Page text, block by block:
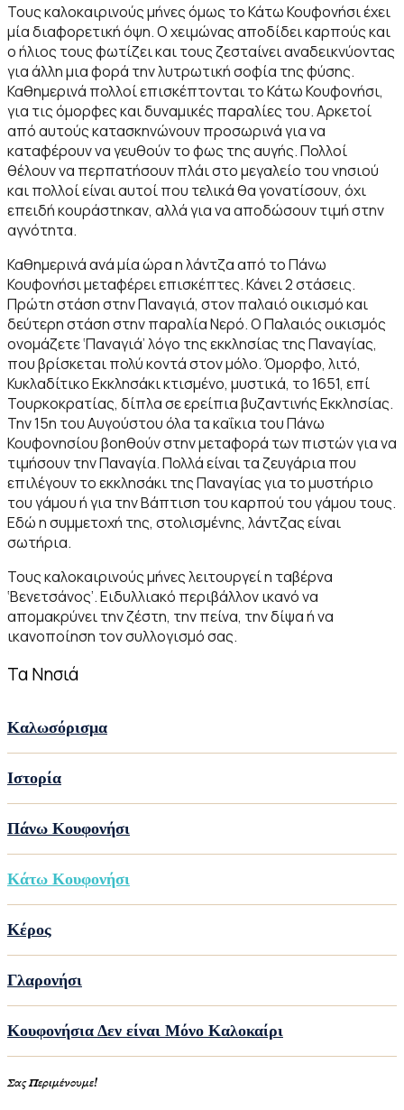
Τους καλοκαιρινούς μήνες όμως το Κάτω Κουφονήσι έχει
μία διαφορετική όψη. Ο χειμώνας αποδίδει καρπούς και
ο ήλιος τους φωτίζει και τους ζεσταίνει αναδεικνύοντας
για άλλη μια φορά την λυτρωτική σοφία της φύσης.
Καθημερινά πολλοί επισκέπτονται το Κάτω Κουφονήσι,
για τις όμορφες και δυναμικές παραλίες του. Αρκετοί
από αυτούς κατασκηνώνουν προσωρινά για να
καταφέρουν να γευθούν το φως της αυγής. Πολλοί
θέλουν να περπατήσουν πλάι στο μεγαλείο του νησιού
και πολλοί είναι αυτοί που τελικά θα γονατίσουν, όχι
επειδή κουράστηκαν, αλλά για να αποδώσουν τιμή στην
αγνότητα.
Καθημερινά ανά μία ώρα η λάντζα από το Πάνω
Κουφονήσι μεταφέρει επισκέπτες. Κάνει 2 στάσεις.
Πρώτη στάση στην Παναγιά, στον παλαιό οικισμό και
δεύτερη στάση στην παραλία Νερό. Ο Παλαιός οικισμός
ονομάζετε ‘Παναγιά’ λόγο της εκκλησίας της Παναγίας,
που βρίσκεται πολύ κοντά στον μόλο. Όμορφο, λιτό,
Κυκλαδίτικο Εκκλησάκι κτισμένο, μυστικά, το 1651, επί
Τουρκοκρατίας, δίπλα σε ερείπια βυζαντινής Εκκλησίας.
Την 15η του Αυγούστου όλα τα καΐκια του Πάνω
Κουφονησίου βοηθούν στην μεταφορά των πιστών για να
τιμήσουν την Παναγία. Πολλά είναι τα ζευγάρια που
επιλέγουν το εκκλησάκι της Παναγίας για το μυστήριο
του γάμου ή για την Βάπτιση του καρπού του γάμου τους.
Εδώ η συμμετοχή της, στολισμένης, λάντζας είναι
σωτήρια.
Τους καλοκαιρινούς μήνες λειτουργεί η ταβέρνα
‘Βενετσάνος’. Ειδυλλιακό περιβάλλον ικανό να
απομακρύνει την ζέστη, την πείνα, την δίψα ή να
ικανοποίηση τον συλλογισμό σας.
Τα Νησιά
Καλωσόρισμα
Ιστορία
Πάνω Κουφονήσι
Κάτω Κουφονήσι
Κέρος
Γλαρονήσι
Κουφονήσια Δεν είναι Μόνο Καλοκαίρι
Σας Περιμένουμε!